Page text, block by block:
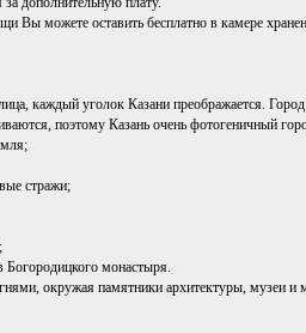
Вы можете оставить бесплатно в камере
каждый уголок Казани преображается. Город
поэтому Казань очень фотогеничный
стражи;
Богородицкого монастыря.
окружая памятники архитектуры, музеи и